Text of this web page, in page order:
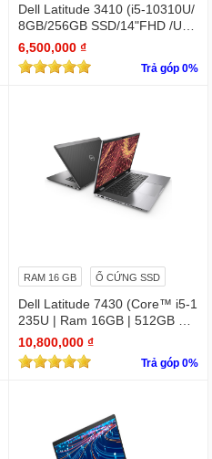
Dell Latitude 3410 (i5-10310U/
8GB/256GB SSD/14"FHD /UH
D Graphics/Win11Pro)
6,500,000 ₫
Trả góp 0%
RAM 16 GB Ổ CỨNG SSD
Dell Latitude 7430 (Core™ i5-1
235U | Ram 16GB | 512GB SS
D | 14.0inch FHD)
10,800,000 ₫
Trả góp 0%